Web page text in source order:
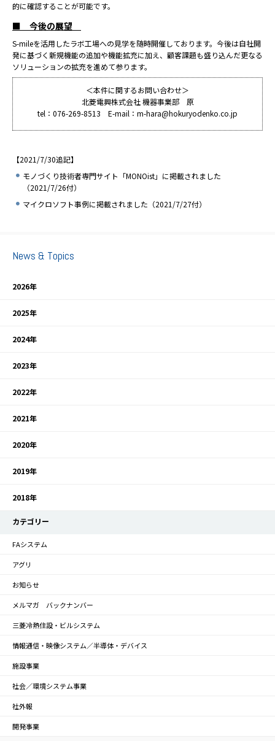
的に確認することが可能です。
■ 今後の展望
S-mileを活⽤したラボ⼯場への⾒学を随時開催しております。今後は⾃社開
発に基づく新規機能の追加や機能拡充に加え、顧客課題も盛り込んだ更なる
ソリューションの拡充を進めて参ります。
＜本件に関するお問い合わせ＞
北菱電興株式会社 機器事業部 原
tel：076-269-8513 E-mail：m-hara@hokuryodenko.co.jp
【2021/7/30追記】
モノづくり技術者専門サイト「MONOist」に掲載されました
（2021/7/26付）
マイクロソフト事例に掲載されました（2021/7/27付）
News & Topics
2026年
2025年
2024年
2023年
2022年
2021年
2020年
2019年
2018年
カテゴリー
FAシステム
アグリ
お知らせ
メルマガ バックナンバー
三菱冷熱住設・ビルシステム
情報通信・映像システム／半導体・デバイス
施設事業
社会／環境システム事業
社外報
開発事業